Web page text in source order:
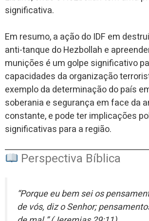
significativa.
Em resumo, a ação do IDF em
anti-tanque do Hezbollah e
munições é um golpe significativo
capacidades da organização
exemplo da determinação do país
soberania e segurança em face da
constante, e pode ter implicações
significativas para a região.
Perspectiva Bíblica
“Porque eu bem sei os
de vós, diz o Senhor;